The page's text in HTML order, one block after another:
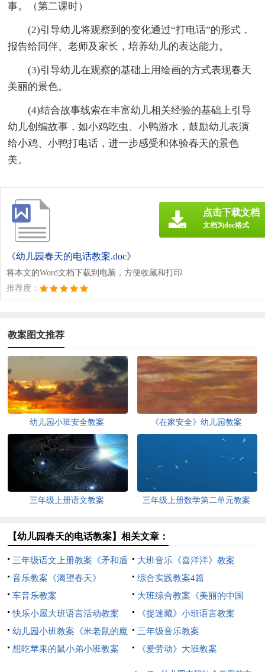
事。（第二课时）
(2)引导幼儿将观察到的变化通过“打电话”的形式，
报告给同伴、老师及家长，培养幼儿的表达能力。
(3)引导幼儿在观察的基础上用绘画的方式表现春天
美丽的景色。
(4)结合故事线索在丰富幼儿相关经验的基础上引导
幼儿创编故事，如小鸡吃虫、小鸭游水，鼓励幼儿表演
给小鸡、小鸭打电话，进一步感受和体验春天的景色
美。
《幼儿园春天的电话教案.doc》
将本文的Word文档下载到电脑，方便收藏和打印
推荐度：
点击下载文档
文档为doc格式
教案图文推荐
幼儿园小班安全教案 《在家安全》幼儿园教案
三年级上册语文教案 三年级上册数学第二单元教案
【幼儿园春天的电话教案】相关文章：
三年级语文上册教案《矛和盾
的集合》
大班音乐《喜洋洋》教案
音乐教案《渴望春天》
综合实践教案4篇
车音乐教案
大班综合教案《美丽的中国
结》
快乐小屋大班语言活动教案
《捉迷藏》小班语言教案
幼儿园小班教案《米老鼠的魔
术棒》
三年级音乐教案
想吃苹果的鼠小弟小班教案
《爱劳动》大班教案